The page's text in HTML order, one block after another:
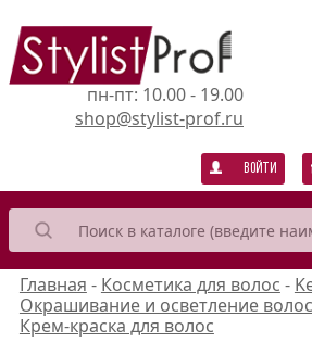
пн-пт: 10.00 - 19.00
shop@stylist-prof.ru
Войти
Главная - Косметика для волос -
Окрашивание и осветление волос
Крем-краска для волос